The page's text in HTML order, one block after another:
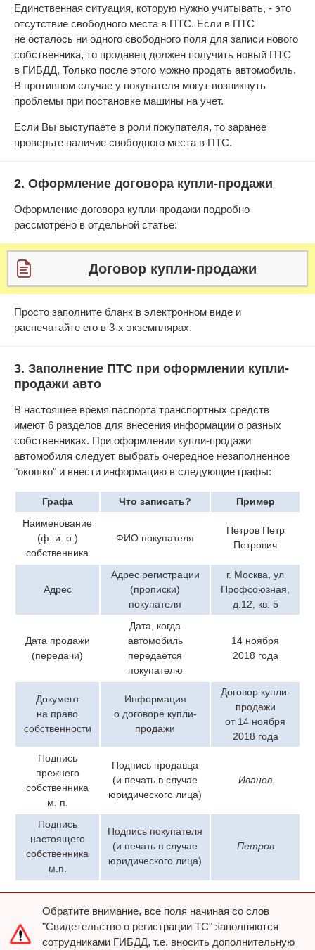
Единственная ситуация, которую нужно учитывать, - это
отсутствие свободного места в ПТС. Если в ПТС
не осталось ни одного свободного поля для записи нового
собственника, то продавец должен получить новый ПТС
в ГИБДД, Только после этого можно продать автомобиль.
В противном случае у покупателя могут возникнуть
проблемы при постановке машины на учет.
Если Вы выступаете в роли покупателя, то заранее
проверьте наличие свободного места в ПТС.
2. Оформление договора купли-продажи
Оформление договора купли-продажи подробно
рассмотрено в отдельной статье:
Договор купли-продажи
Просто заполните бланк в электронном виде и
распечатайте его в 3-х экземплярах.
3. Заполнение ПТС при оформлении купли-
продажи авто
В настоящее время паспорта транспортных средств
имеют 6 разделов для внесения информации о разных
собственниках. При оформлении купли-продажи
автомобиля следует выбрать очередное незаполненное
"окошко" и внести информацию в следующие графы:
Графа Что записать?
Пример
Наименование
(ф. и. о.)
собственника
ФИО покупателя
Петров Петр
Петрович
Адрес
Адрес регистрации
(прописки)
покупателя
г. Москва, ул
Профсоюзная,
д.12, кв. 5
Дата продажи
(передачи)
Дата, когда
автомобиль
передается
покупателю
14 ноября
2018 года
Документ
на право
собственности
Информация
о договоре купли-
продажи
Договор купли-
продажи
от 14 ноября
2018 года
Подпись
прежнего
собственника
м. п.
Подпись продавца
(и печать в случае
юридического лица)
Иванов
Подпись
настоящего
собственника
м.п.
Подпись покупателя
(и печать в случае
юридического лица)
Петров
Обратите внимание, все поля начиная со слов
"Свидетельство о регистрации ТС" заполняются
сотрудниками ГИБДД, т.е. вносить дополнительную